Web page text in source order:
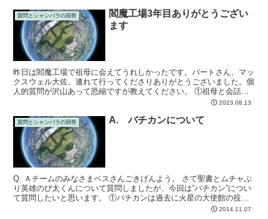
質問とシャンバラの回答
閻魔工場3年目ありがとうござい
ます
昨日は閻魔工場で祖母に会えてうれしかったです。バートさん、マッ
クスウェル大佐、連れて行ってくださりありがとうございました。個
人的質問が沢山あって恐縮ですが教えてください。 ①祖母と会話
中、リビングに息子が入ってきて何度も私に話しかけました。...
2023.08.13
質問とシャンバラの回答 A. バチカンについて
Q. Ａチームのみなさまベスさんごきげんよう。 さて聖書とムチャぶ
り英雄のび太くんについて質問しましたが、今回は”バチカン”につい
て質問したいと思います。 ①バチカンは過去に火星の大使館の役目
2014.11.07